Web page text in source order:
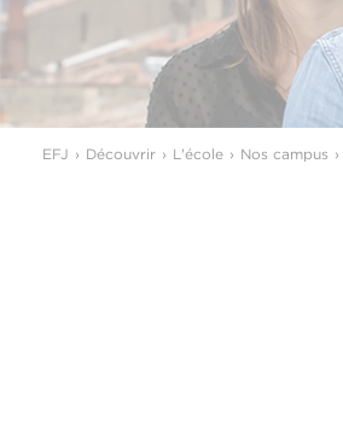
EFJ Découvrir L'école Nos campus